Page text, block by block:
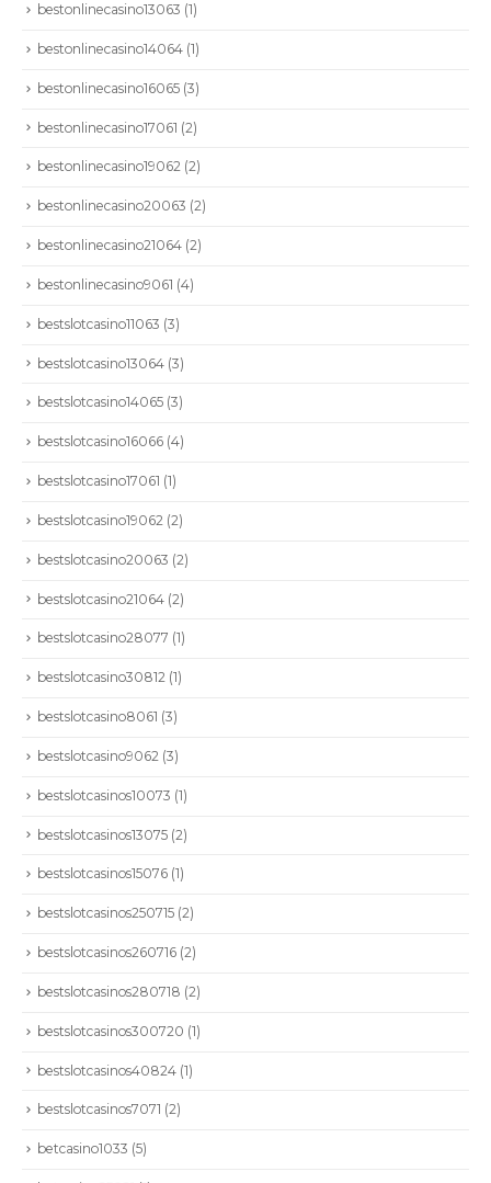
bestonlinecasino13063 (1)
bestonlinecasino14064 (1)
bestonlinecasino16065 (3)
bestonlinecasino17061 (2)
bestonlinecasino19062 (2)
bestonlinecasino20063 (2)
bestonlinecasino21064 (2)
bestonlinecasino9061 (4)
bestslotcasino11063 (3)
bestslotcasino13064 (3)
bestslotcasino14065 (3)
bestslotcasino16066 (4)
bestslotcasino17061 (1)
bestslotcasino19062 (2)
bestslotcasino20063 (2)
bestslotcasino21064 (2)
bestslotcasino28077 (1)
bestslotcasino30812 (1)
bestslotcasino8061 (3)
bestslotcasino9062 (3)
bestslotcasinos10073 (1)
bestslotcasinos13075 (2)
bestslotcasinos15076 (1)
bestslotcasinos250715 (2)
bestslotcasinos260716 (2)
bestslotcasinos280718 (2)
bestslotcasinos300720 (1)
bestslotcasinos40824 (1)
bestslotcasinos7071 (2)
betcasino1033 (5)
Teléfono : +57 601 6449797